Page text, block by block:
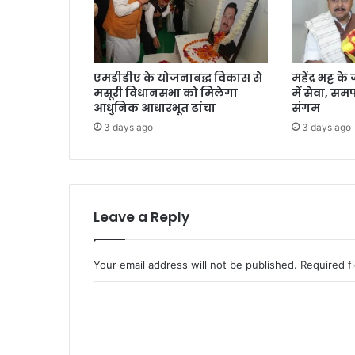
य
क
गा
:
यो
गी
आ
त्य
एमडीडीए के योजनाबद्ध विकास से
मसूरी विधानसभा को मिलेगा
आधुनिक आधारभूत ढांचा
3 days ago
महेंद्र भट्ट
में सेवा,
संगम
3 days ago
Leave a Reply
Your email address will not be published. Required